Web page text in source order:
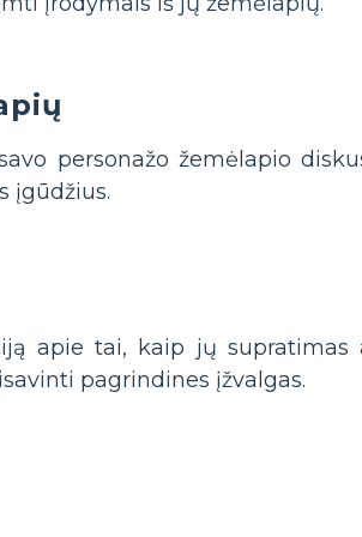
personažo žemėlapio
įgūdžius.
apie tai, kaip jų supratimas
pagrindines įžvalgas.